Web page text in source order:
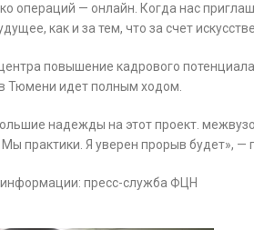
операций — онлайн. Когда нас
как и за тем, что за счет
повышение кадрового
Тюмени идет полным ходом.
надежды на этот проект.
Мы практики. Я уверен прорыв будет», —
информации: пресс-служба ФЦН